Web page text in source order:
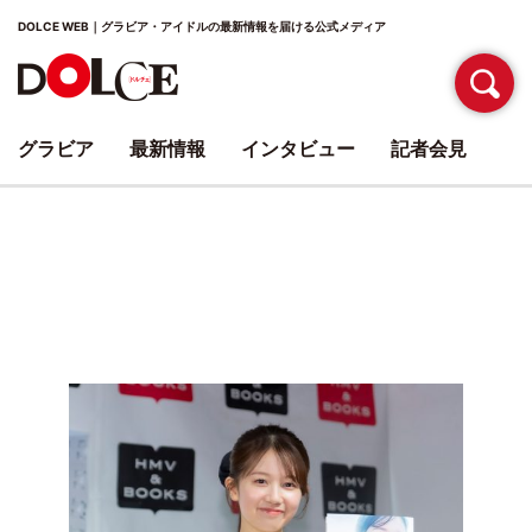
DOLCE WEB｜グラビア・アイドルの最新情報を届ける公式メディア
グラビア 最新情報 インタビュー 記者会見